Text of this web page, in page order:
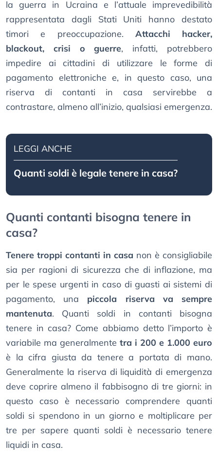
la guerra in Ucraina e l’attuale imprevedibilità
rappresentata dagli Stati Uniti hanno destato
timori e preoccupazione. Attacchi hacker,
blackout, crisi o guerre, infatti, potrebbero
impedire ai cittadini di utilizzare le forme di
pagamento elettroniche e, in questo caso, una
riserva di contanti in casa servirebbe a
contrastare, almeno all’inizio, qualsiasi emergenza.
LEGGI ANCHE
Quanti soldi è legale tenere in casa?
Quanti contanti bisogna tenere in
casa?
Tenere troppi contanti in casa non è consigliabile
sia per ragioni di sicurezza che di inflazione, ma
per le spese urgenti in caso di guasti ai sistemi di
pagamento, una piccola riserva va sempre
mantenuta. Quanti soldi in contanti bisogna
tenere in casa? Come abbiamo detto l’importo è
variabile ma generalmente tra i 200 e 1.000 euro
è la cifra giusta da tenere a portata di mano.
Generalmente la riserva di liquidità di emergenza
deve coprire almeno il fabbisogno di tre giorni: in
questo caso è necessario comprendere quanti
soldi si spendono in un giorno e moltiplicare per
tre per sapere quanti soldi è necessario tenere
liquidi in casa.